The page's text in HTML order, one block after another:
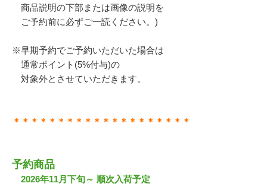
商品説明の下部または画像の説明を
ご予約前に必ずご一読ください。)
※早期予約でご予約いただいた場合は
通常ポイント(5%付与)の
対象外とさせていただきます。
＊＊＊＊＊＊＊＊＊＊＊＊＊＊＊＊＊＊＊＊
予約商品
2026年11月下旬～ 順次入荷予定